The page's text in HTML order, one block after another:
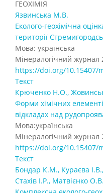
ГЕОХІМІЯ
Язвинська М.В.
Еколого-геохімічна
території
Мова: українська
Мінералогічний журнал
https://doi.org/10.15407/
Текст
Крюченко Н.О.,
Форми хімічних
відкладах над
Мова:українська
Мінералогічний журнал
https://doi.org/10.15407/
Текст
Бондар К.М., Кураєва
Стахів І.Р., Матвієнко